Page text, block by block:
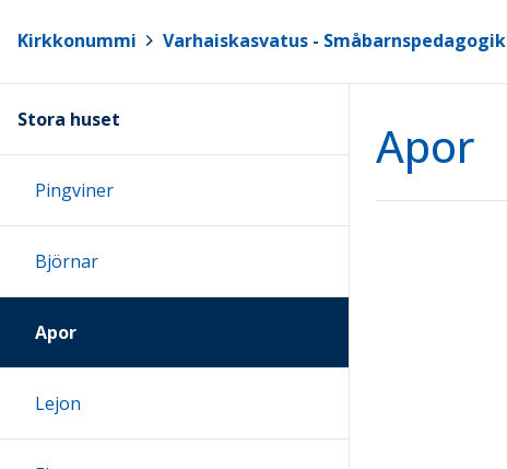
Kirkkonummi Varhaiskasvatus - Småbarnspedagogik
Apor
Stora huset
Pingviner
Björnar
Apor
Lejon